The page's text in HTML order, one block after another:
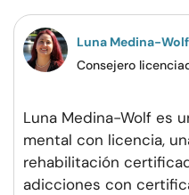
Luna Medina-Wolf
Consejero
Luna Medina-Wolf es
mental con licencia,
rehabilitación
adicciones con